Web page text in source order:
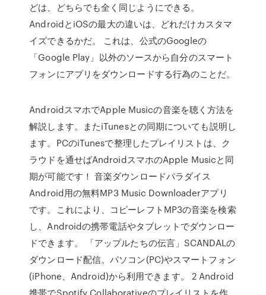
どは、どちらでも全く同じようにできる。
AndroidとiOSの最大の違いは、どれだけカスタマ
イズできるかだ。 これは、公式のGoogleの
「Google Play」以外のソースから自分のスマート
フォンにアプリをダウンロードする行為のことだ。
AndroidスマホでApple Musicの音楽を聴く方法を
解説します。またiTunesとの同期についても説明し
ます。PCのiTunesで整理したプレイリストは、ク
ラウドを通せばAndroidスマホのApple Musicと同
期が可能です！ 音楽ダウンロードパラダイス
Android用の無料MP3 Music Downloaderアプリ
です。これにより、コピーレフトMP3の音楽を検索
し、Androidの携帯電話やタブレットでダウンロー
ドできます。 「アップルたちの伝言」SCANDALの
ダウンロード配信。パソコン(PC)やスマートフォン
(iPhone、Android)から利用できます。 2 Android
携帯でSpotify Collaborativeのプレイリストを作